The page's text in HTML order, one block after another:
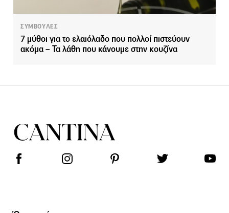
ΣΥΜΒΟΥΛΕΣ
7 μύθοι για το ελαιόλαδο που πολλοί πιστεύουν
ακόμα – Τα λάθη που κάνουμε στην κουζίνα